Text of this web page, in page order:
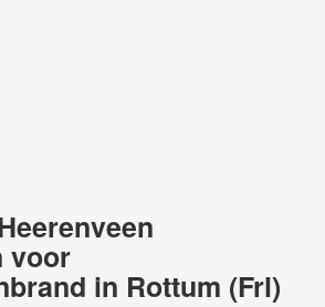
voor
in Rottum (Frl)